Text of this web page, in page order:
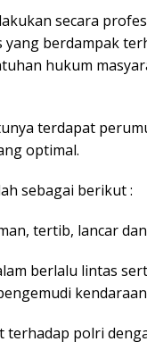
secara
berdampak
hukum
terdapat
optimal.
sebagai berikut :
tertib, lancar
berlalu lintas
terhadap polri